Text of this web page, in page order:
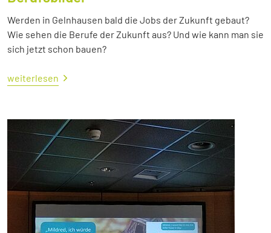
Werden in Gelnhausen bald die Jobs der Zukunft gebaut?
Wie sehen die Berufe der Zukunft aus? Und wie kann man sie
sich jetzt schon bauen?
weiterlesen